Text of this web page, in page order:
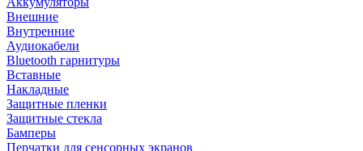
Внешние
Внутренние
Аудиокабели
Bluetooth гарнитуры
Вставные
Накладные
Защитные пленки
Защитные стекла
Бамперы
Перчатки для сенсорных экранов